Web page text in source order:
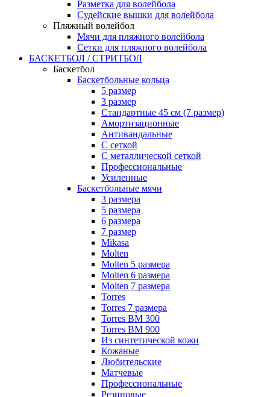
Разметка для волейбола
Судейские вышки для волейбола
Пляжный волейбол
Мячи для пляжного волейбола
Сетки для пляжного волейбола
БАСКЕТБОЛ / СТРИТБОЛ
Баскетбол
Баскетбольные кольца
5 размер
3 размер
Стандартные 45 см (7 размер)
Амортизационные
Антивандальные
С сеткой
С металлической сеткой
Профессиональные
Усиленные
Баскетбольные мячи
3 размера
5 размера
6 размера
7 размер
Mikasa
Molten
Molten 5 размера
Molten 6 размера
Molten 7 размера
Torres
Torres 7 размера
Torres BM 300
Torres BM 900
Из синтетической кожи
Кожаные
Любительские
Матчевые
Профессиональные
Резиновые